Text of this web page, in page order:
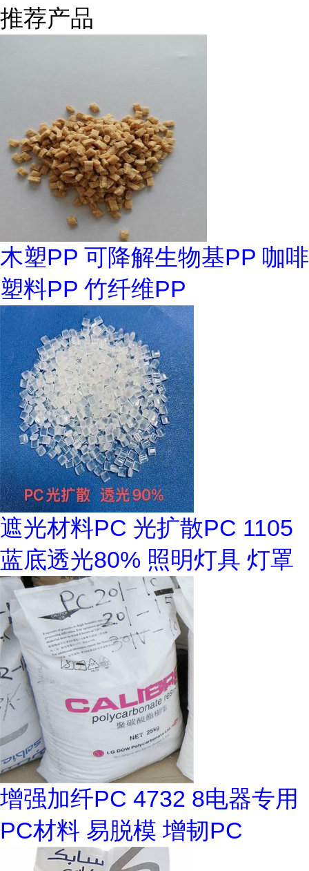
推荐产品
木塑PP 可降解生物基PP 咖啡
塑料PP 竹纤维PP
遮光材料PC 光扩散PC 1105
蓝底透光80% 照明灯具 灯罩
增强加纤PC 4732 8电器专用
PC材料 易脱模 增韧PC